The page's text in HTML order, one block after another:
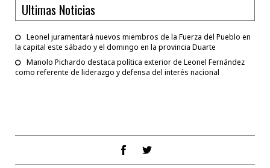
Ultimas Noticias
Leonel juramentará nuevos miembros de la Fuerza del Pueblo en
la capital este sábado y el domingo en la provincia Duarte
Manolo Pichardo destaca política exterior de Leonel Fernández
como referente de liderazgo y defensa del interés nacional